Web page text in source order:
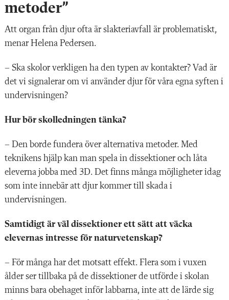
metoder”
Att organ från djur ofta är slakteriavfall är problematiskt,
menar Helena Pedersen.
– Ska skolor verkligen ha den typen av kontakter? Vad är
det vi signalerar om vi använder djur för våra egna syften i
undervisningen?
Hur bör skolledningen tänka?
– Den borde fundera över alternativa metoder. Med
teknikens hjälp kan man spela in dissektioner och låta
eleverna jobba med 3D. Det finns många möjligheter idag
som inte innebär att djur kommer till skada i
undervisningen.
Samtidigt är väl dissektioner ett sätt att väcka
elevernas intresse för naturvetenskap?
– För många har det motsatt effekt. Flera som i vuxen
ålder ser tillbaka på de dissektioner de utförde i skolan
minns bara obehaget inför labbarna, inte att de lärde sig